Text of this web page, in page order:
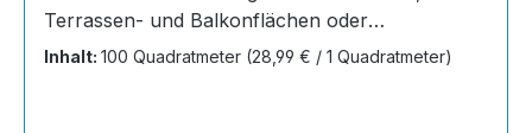
Terrassen- und Balkonflächen oder
Gewerbeobjekte und Austellungsräume; unsere
Inhalt: 100 Quadratmeter (28,99 € / 1 Quadratmeter)